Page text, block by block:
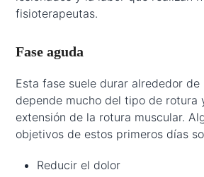
fisioterapeutas.
Fase aguda
Esta fase suele durar alrededor de
depende mucho del tipo de rotura
extensión de la rotura muscular.
objetivos de estos primeros días
Reducir el dolor